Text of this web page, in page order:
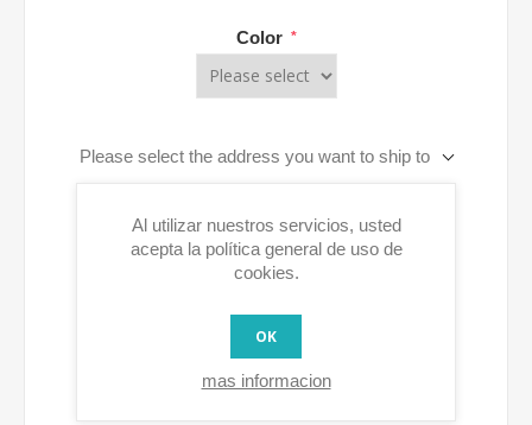
Color *
Please select the address you want to ship to
AGREGAR A LA CESTA
Al utilizar nuestros servicios, usted
acepta la política general de uso de
cookies.
OK
mas informacion